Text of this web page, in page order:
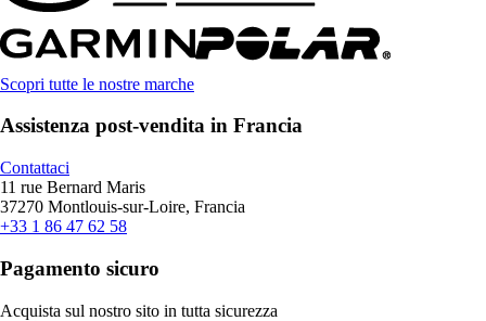
Scopri tutte le nostre marche
Assistenza post-vendita in Francia
Contattaci
11 rue Bernard Maris
37270 Montlouis-sur-Loire, Francia
+33 1 86 47 62 58
Pagamento sicuro
Acquista sul nostro sito in tutta sicurezza